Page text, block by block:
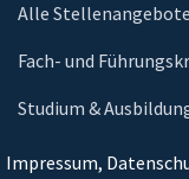
Alle Stellenangebote
Fach- und
Studium &
Impressum,